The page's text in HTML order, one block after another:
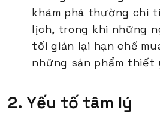
khám phá thường chi
lịch, trong khi những
tối giản lại hạn chế
những sản phẩm thiết
2. Yếu tố tâm lý